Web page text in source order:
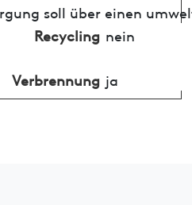
soll über einen
Recycling nein
Verbrennung ja